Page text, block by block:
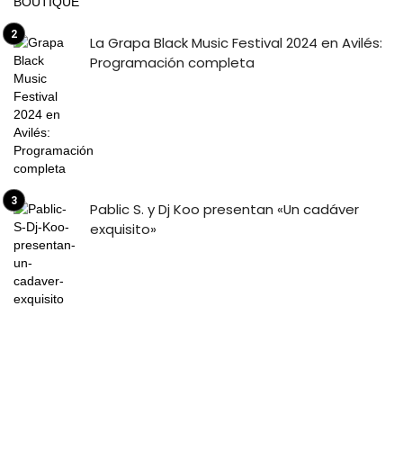
La Grapa Black Music Festival 2024 en Avilés:
Programación completa
Pablic S. y Dj Koo presentan «Un cadáver
exquisito»